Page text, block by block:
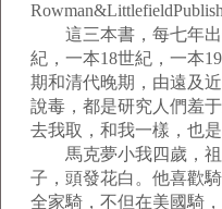
這三本書，每七年出
紀，一本18世紀，一本
期和清代晚期，由遠及
說毒，都是研究人們羞
去我取，和我一樣，也
馬克夢小我四歲，祖
子，頭發花白。他喜歡
全家騎，不但在美國騎